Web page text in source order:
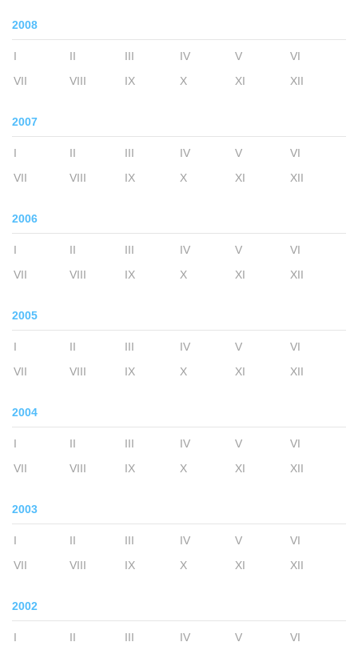
2008
I II III IV V
VI
VII
VIII IX X XI XII
2007
I II III IV V
VI
VII
VIII IX X XI XII
2006
I II III IV V
VI
VII
VIII IX X XI XII
2005
I II III IV V
VI
VII
VIII IX X XI XII
2004
I II III IV V
VI
VII
VIII IX X XI XII
2003
I II III IV V
VI
VII
VIII IX X XI XII
2002
I II III IV V
VI